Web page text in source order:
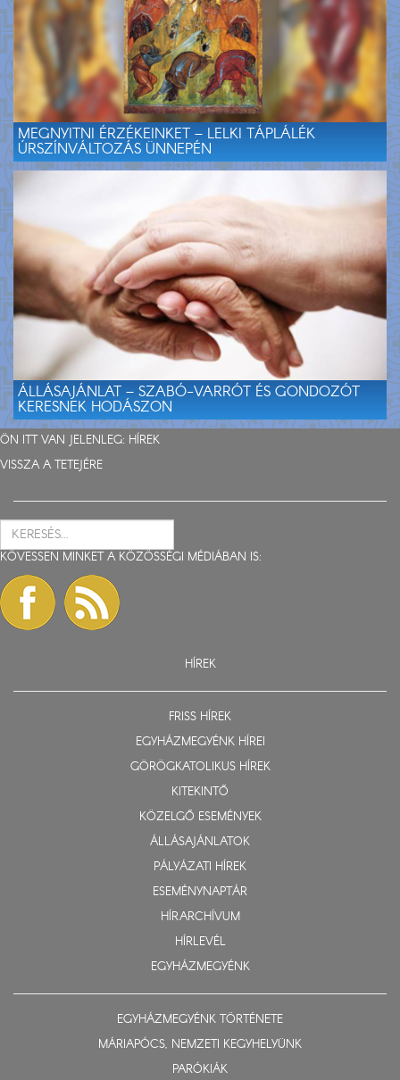
MEGNYITNI ÉRZÉKEINKET – LELKI TÁPLÁLÉK
ÚRSZÍNVÁLTOZÁS ÜNNEPÉN
ÁLLÁSAJÁNLAT – SZABÓ-VARRÓT ÉS GONDOZÓT
KERESNEK HODÁSZON
ÖN ITT VAN JELENLEG: HÍREK
VISSZA A TETEJÉRE
KÖVESSEN MINKET A KÖZÖSSÉGI MÉDIÁBAN IS:
HÍREK
FRISS HÍREK
EGYHÁZMEGYÉNK HÍREI
GÖRÖGKATOLIKUS HÍREK
KITEKINTŐ
KÖZELGŐ ESEMÉNYEK
ÁLLÁSAJÁNLATOK
PÁLYÁZATI HÍREK
ESEMÉNYNAPTÁR
HÍRARCHÍVUM
HÍRLEVÉL
EGYHÁZMEGYÉNK
EGYHÁZMEGYÉNK TÖRTÉNETE
MÁRIAPÓCS, NEMZETI KEGYHELYÜNK
PARÓKIÁK